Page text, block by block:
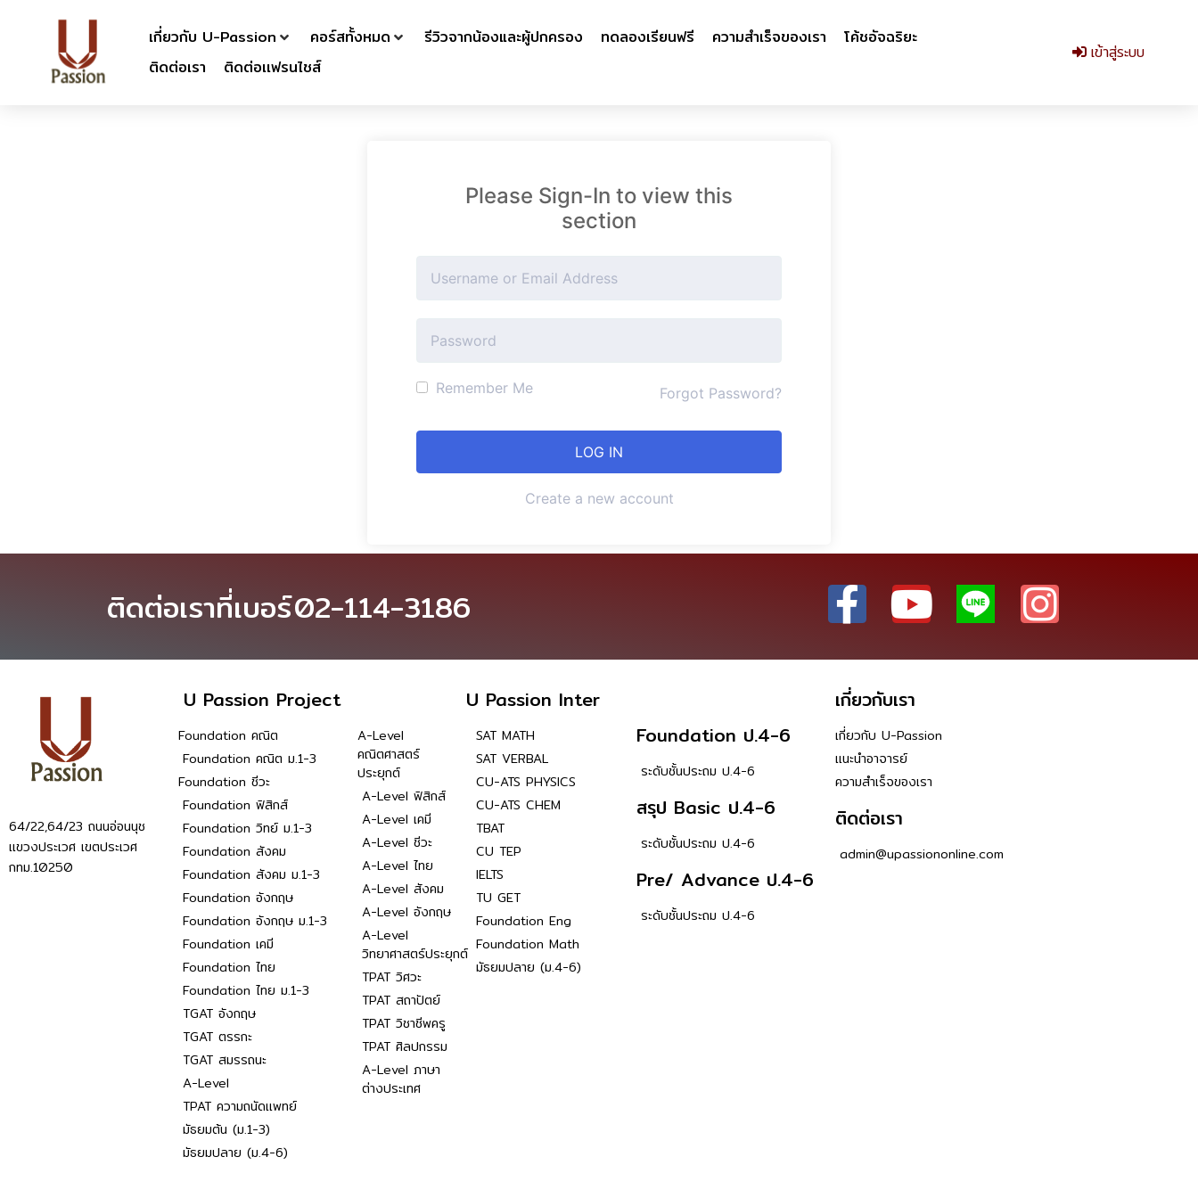
เกี่ยวกับ U-Passion คอร์สทั้งหมด รีวิวจากน้องและผู้ปกครอง ทดลองเรียนฟรี ความสำเร็จของเรา
โค้ชอัจฉริยะ
ติดต่อเรา
ติดต่อเเฟรนไชส์
เข้าสู่ระบบ
Please Sign-In to view this
section
Remember Me Forgot Password?
Create a new account
ติดต่อเราที่เบอร์02-114-3186
U Passion Project U Passion Inter เกี่ยวกับเรา
64/22,64/23 ถนนอ่อนนุช
แขวงประเวศ เขตประเวศ
กทม.10250
Foundation คณิต
Foundation คณิต ม.1-3
Foundation ชีวะ
Foundation ฟิสิกส์
Foundation วิทย์ ม.1-3
Foundation สังคม
Foundation สังคม ม.1-3
Foundation อังกฤษ
Foundation อังกฤษ ม.1-3
Foundation เคมี
Foundation ไทย
Foundation ไทย ม.1-3
TGAT อังกฤษ
TGAT ตรรกะ
TGAT สมรรถนะ
A-Level
TPAT ความถนัดแพทย์
มัธยมต้น (ม.1-3)
มัธยมปลาย (ม.4-6)
A-Level
คณิตศาสตร์
ประยุกต์
A-Level ฟิสิกส์
A-Level เคมี
A-Level ชีวะ
A-Level ไทย
A-Level สังคม
A-Level อังกฤษ
A-Level
วิทยาศาสตร์ประยุกต์
TPAT วิศวะ
TPAT สถาปัตย์
TPAT วิชาชีพครู
TPAT ศิลปกรรม
A-Level ภาษา
ต่างประเทศ
SAT MATH
SAT VERBAL
CU-ATS PHYSICS
CU-ATS CHEM
TBAT
CU TEP
IELTS
TU GET
Foundation Eng
Foundation Math
มัธยมปลาย (ม.4-6)
Foundation ป.4-6
ระดับชั้นประถม ป.4-6
สรุป Basic ป.4-6
ระดับชั้นประถม ป.4-6
Pre/ Advance ป.4-6
ระดับชั้นประถม ป.4-6
เกี่ยวกับ U-Passion
แนะนำอาจารย์
ความสำเร็จของเรา
ติดต่อเรา
admin@upassiononline.com